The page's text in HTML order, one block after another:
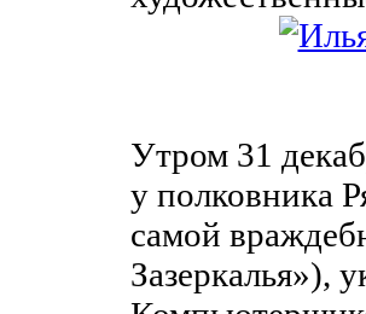
Утром 31
у полковника
самой
Зазеркалья»),